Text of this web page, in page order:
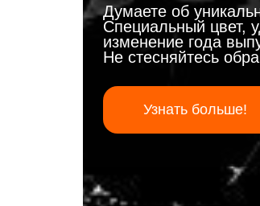
Думаете об
Специальный цвет,
изменение года
Не стесняйтесь
Узнать больше!